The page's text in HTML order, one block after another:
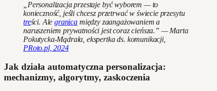
„Personalizacja przestaje być wyborem — to
konieczność, jeśli chcesz przetrwać w świecie przesytu
treści. Alegranicamiędzy zaangażowaniem a
naruszeniem prywatności jest coraz cieńsza.” — Marta
Pokutycka-Mądrała, ekspertka ds. komunikacji,
PRoto.pl, 2024
Jak działa automatyczna personalizacja:
mechanizmy, algorytmy, zaskoczenia